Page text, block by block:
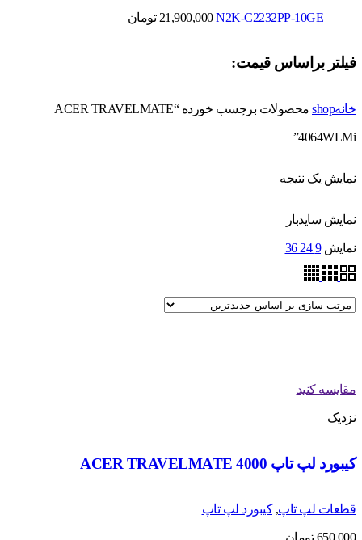
N2K-C2232PP-10GE
21,900,000 تومان
فیلتر براساس قیمت:
خانهshop محصولات برچسب خورده “ACER TRAVELMATE
4064WLMi”
نمایش یک نتیجه
نمایش سایدبار
نمایش 9
24
36
مقایسه کنید
نزدیک
کیبورد لپ تاپ ACER TRAVELMATE 4000
قطعات لپ تاپ,کیبورد لپ تاپ